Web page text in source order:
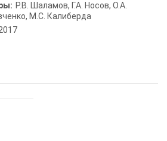
Р.В. Шаламов, Г.А. Носов, О.А.
М.С. Калиберда